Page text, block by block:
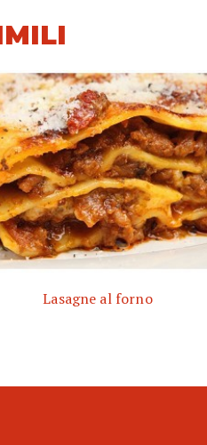
Lasagne al forno